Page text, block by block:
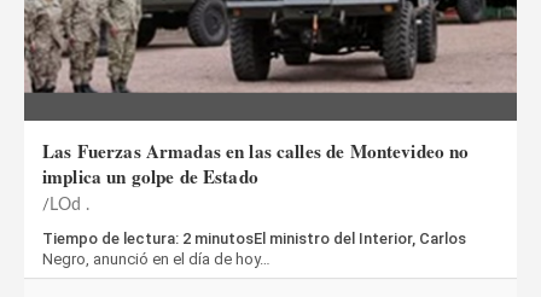
Las Fuerzas Armadas en las calles de Montevideo no
implica un golpe de Estado
LOd .
Tiempo de lectura: 2 minutosEl ministro del Interior, Carlos
Negro, anunció en el día de hoy…